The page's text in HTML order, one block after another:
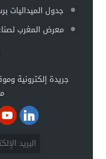
جدول الميداليات
معرض المغرب لصناعة
جريدة إلكترونية